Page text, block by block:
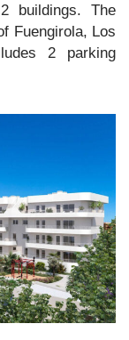
buildings. The
Fuengirola, Los
2 parking